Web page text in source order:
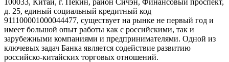
д. 25, единый социальный кредитный код
911100001000044477, существует на рынке не первый год и
имеет большой опыт работы как с российскими, так и
зарубежными компаниями и предпринимателями. Одной из
ключевых задач Банка является содействие развитию
российско-китайских торговых отношений.